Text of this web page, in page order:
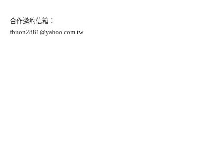
合作邀約信箱：
fbuon2881@yahoo.com.tw